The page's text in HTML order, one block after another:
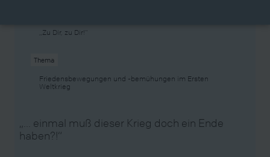
„Zu Dir, zu Dir!“
Thema
Friedensbewegungen und -bemühungen im Ersten
Weltkrieg
„… einmal muß dieser Krieg doch ein Ende
haben?!“